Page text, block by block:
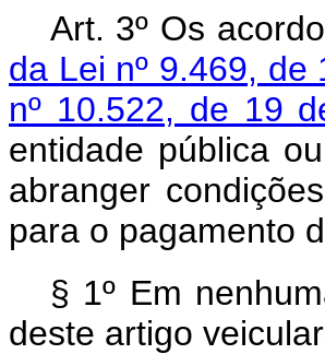
Art. 3º Os
da Lei nº 9.469,
nº 10.522, de 19
entidade pública
abranger
para o pagamento
§ 1º Em
deste artigo